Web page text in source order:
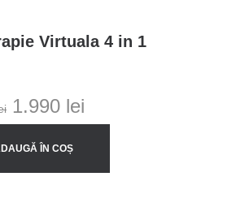
Virtuala 4 in 1
Prețul
inițial
a
1.990 lei
curent
ÎN COȘ